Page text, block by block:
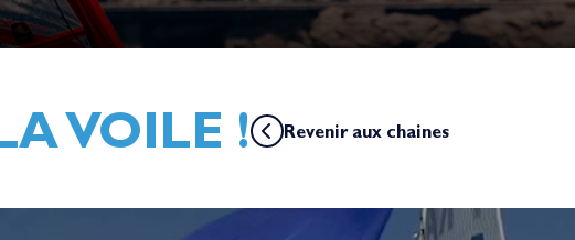
VOILE ! Revenir aux chaines